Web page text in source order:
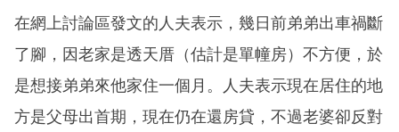
在網上討論區發文的人夫表示，幾日前弟弟出車禍斷
了腳，因老家是透天厝（估計是單幢房）不方便，於
是想接弟弟來他家住一個月。人夫表示現在居住的地
方是父母出首期，現在仍在還房貸，不過老婆卻反對